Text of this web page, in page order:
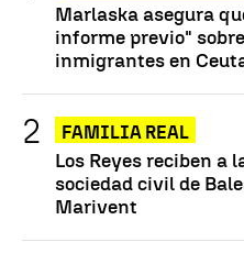
Marlaska asegura
informe previo"
inmigrantes en
FAMILIA REAL
Los Reyes reciben a
sociedad civil de
Marivent